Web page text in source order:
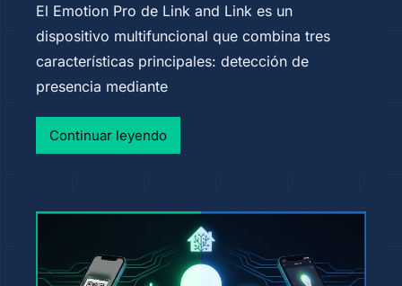
El Emotion Pro de Link and Link es un
dispositivo multifuncional que combina tres
características principales: detección de
presencia mediante
Continuar leyendo